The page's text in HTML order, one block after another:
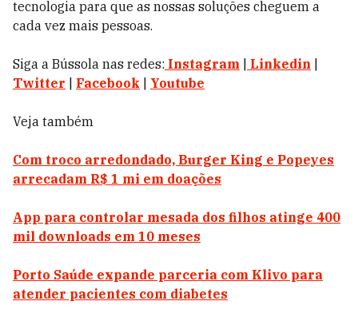
tecnologia para que as nossas soluções cheguem a
cada vez mais pessoas.
Siga a Bússola nas redes: Instagram Linkedin
Twitter
Facebook Youtube
Veja também
Com troco arredondado, Burger King e Popeyes
arrecadam R$ 1 mi em doações
App para controlar mesada dos filhos atinge 400
mil downloads em 10 meses
Porto Saúde expande parceria com Klivo para
atender pacientes com diabetes